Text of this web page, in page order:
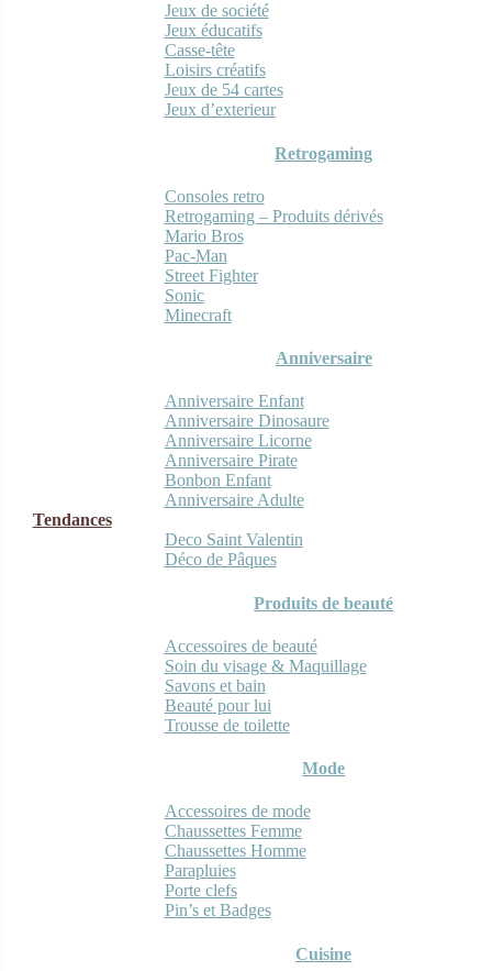
Jeux de société
Jeux éducatifs
Casse-tête
Loisirs créatifs
Jeux de 54 cartes
Jeux d’exterieur
Retrogaming
Consoles retro
Retrogaming – Produits dérivés
Mario Bros
Pac-Man
Street Fighter
Sonic
Minecraft
Anniversaire
Anniversaire Enfant
Anniversaire Dinosaure
Anniversaire Licorne
Anniversaire Pirate
Bonbon Enfant
Anniversaire Adulte
Tendances
Deco Saint Valentin
Déco de Pâques
Produits de beauté
Accessoires de beauté
Soin du visage & Maquillage
Savons et bain
Beauté pour lui
Trousse de toilette
Mode
Accessoires de mode
Chaussettes Femme
Chaussettes Homme
Parapluies
Porte clefs
Pin’s et Badges
Cuisine